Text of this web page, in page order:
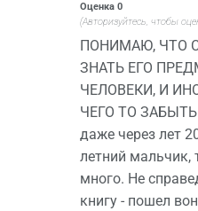
Оценка 0
(Авторизуйтесь, чтобы
ПОНИМАЮ, ЧТО
ЗНАТЬ ЕГО
ЧЕЛОВЕКИ, И
ЧЕГО ТО ЗАБЫТЬ.
даже через лет
летний мальчик,
много. Не
книгу - пошел